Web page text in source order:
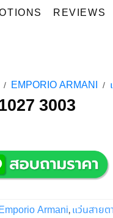
REVIEWS
/ EMPORIO ARMANI /
3003
Armani, แว่นสาย